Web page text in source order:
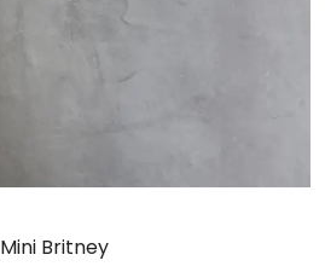
Mini Britney